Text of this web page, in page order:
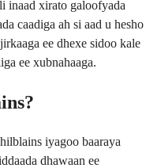
inaad xirato galoofyada
caadiga ah si aad u hesho
ee dhexe sidoo kale
ee xubnahaaga.
iyagoo baaraya
dhawaan ee